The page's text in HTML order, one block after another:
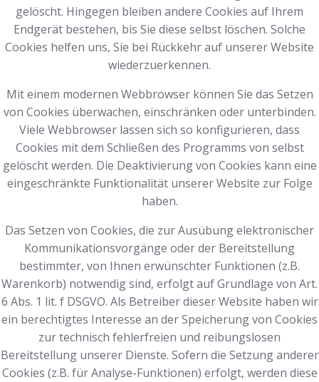
gelöscht. Hingegen bleiben andere Cookies auf Ihrem
Endgerät bestehen, bis Sie diese selbst löschen. Solche
Cookies helfen uns, Sie bei Rückkehr auf unserer Website
wiederzuerkennen.
Mit einem modernen Webbrowser können Sie das Setzen
von Cookies überwachen, einschränken oder unterbinden.
Viele Webbrowser lassen sich so konfigurieren, dass
Cookies mit dem Schließen des Programms von selbst
gelöscht werden. Die Deaktivierung von Cookies kann eine
eingeschränkte Funktionalität unserer Website zur Folge
haben.
Das Setzen von Cookies, die zur Ausübung elektronischer
Kommunikationsvorgänge oder der Bereitstellung
bestimmter, von Ihnen erwünschter Funktionen (z.B.
Warenkorb) notwendig sind, erfolgt auf Grundlage von Art.
6 Abs. 1 lit. f DSGVO. Als Betreiber dieser Website haben wir
ein berechtigtes Interesse an der Speicherung von Cookies
zur technisch fehlerfreien und reibungslosen
Bereitstellung unserer Dienste. Sofern die Setzung anderer
Cookies (z.B. für Analyse-Funktionen) erfolgt, werden diese